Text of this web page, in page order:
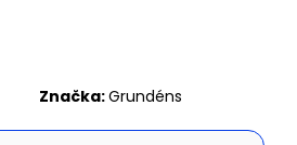
Značka:Grundéns
Následující